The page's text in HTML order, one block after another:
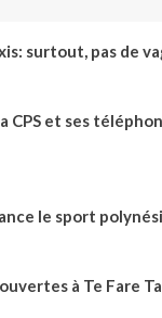
surtout, pas de
CPS et ses
le sport
à Te Fare